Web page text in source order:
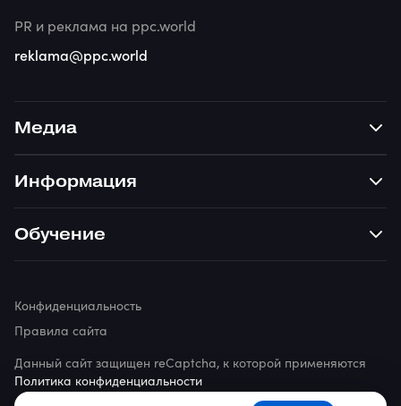
Медиа
Информация
Обучение
PR и реклама на ppc.world
reklama@ppc.world
Данный сайт защищен reCaptcha, к которой применяются
Политика конфиденциальности
Конфиденциальность
Правила сайта